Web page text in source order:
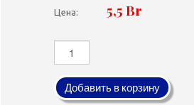
Цена: 5,5 Br
Добавить в корзину